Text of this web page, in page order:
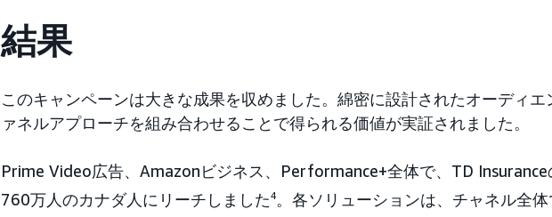
結果
このキャンペーンは大きな成果を収めました。綿密に設計されたオーディエ
ァネルアプローチを組み合わせることで得られる価値が実証されました。
Prime Video広告、Amazonビジネス、Performance+全体で、TD Insurance
760万人のカナダ人にリーチしました4。各ソリューションは、チャネル全